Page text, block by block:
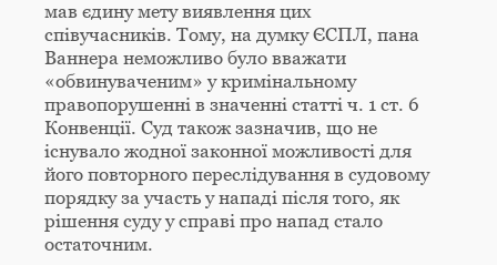
мав єдину мету виявлення цих
співучасників. Тому, на думку ЄСПЛ, пана
Ваннера неможливо було вважати
«обвинуваченим» у кримінальному
правопорушенні в значенні статті ч. 1 ст. 6
Конвенції. Суд також зазначив, що не
існувало жодної законної можливості для
його повторного переслідування в судовому
порядку за участь у нападі після того, як
рішення суду у справі про напад стало
остаточним.